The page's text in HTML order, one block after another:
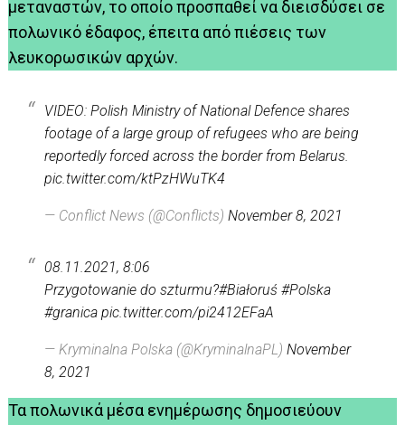
μεταναστών, το οποίο προσπαθεί να διεισδύσει σε
πολωνικό έδαφος, έπειτα από πιέσεις των
λευκορωσικών αρχών.
VIDEO: Polish Ministry of National Defence shares
footage of a large group of refugees who are being
reportedly forced across the border from Belarus.
pic.twitter.com/ktPzHWuTK4
— Conflict News (@Conflicts)November 8, 2021
08.11.2021, 8:06
Przygotowanie do szturmu?#Białoruś #Polska
#granica pic.twitter.com/pi2412EFaA
— Kryminalna Polska (@KryminalnaPL)November
8, 2021
Τα πολωνικά μέσα ενημέρωσης δημοσιεύουν